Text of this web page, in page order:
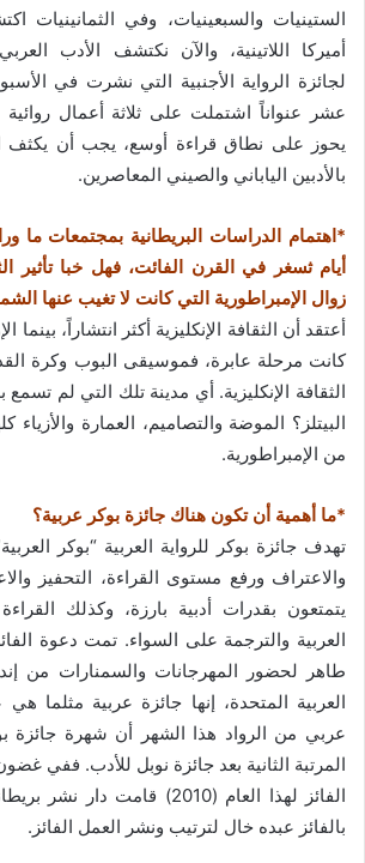
الستينيات والسبعينيات، وفي الثمانينيات
أميركا اللاتينية، والآن نكتشف الأدب
لجائزة الرواية الأجنبية التي نشرت في
عشر عنواناً اشتملت على ثلاثة أعمال روائية
يحوز على نطاق قراءة أوسع، يجب أن يكثف
بالأدبين الياباني والصيني المعاصرين.
*اهتمام الدراسات البريطانية بمجتمعات ما
أيام ثسغر في القرن الفائت، فهل خبا تأثير
زوال الإمبراطورية التي كانت لا تغيب عنها
أعتقد أن الثقافة الإنكليزية أكثر انتشاراً، بينما
كانت مرحلة عابرة، فموسيقى البوب وكرة
الثقافة الإنكليزية. أي مدينة تلك التي لم تسمع
البيتلز؟ الموضة والتصاميم، العمارة
من الإمبراطورية.
*ما أهمية أن تكون هناك جائزة بوكر عربية؟
تهدف جائزة بوكر للرواية العربية “بوكر
والاعتراف ورفع مستوى القراءة، التحفيز
يتمتعون بقدرات أدبية بارزة، وكذلك
العربية والترجمة على السواء. تمت دعوة
طاهر لحضور المهرجانات والسمنارات من
العربية المتحدة، إنها جائزة عربية مثلما
عربي من الرواد هذا الشهر أن شهرة جائزة
الفائز لهذا العام (2010) قامت
بالفائز عبده خال لترتيب ونشر العمل الفائز.